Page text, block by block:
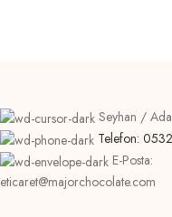
Seyhan /
Telefon:
E-Posta:
eticaret@majorchocolate.com